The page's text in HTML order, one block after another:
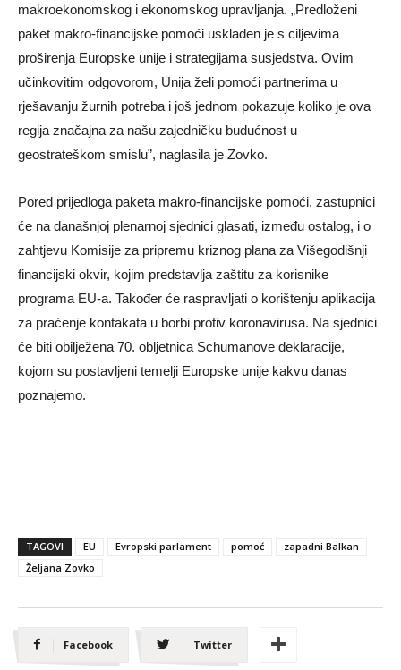
makroekonomskog i ekonomskog upravljanja. „Predloženi
paket makro-financijske pomoći usklađen je s ciljevima
proširenja Europske unije i strategijama susjedstva. Ovim
učinkovitim odgovorom, Unija želi pomoći partnerima u
rješavanju žurnih potreba i još jednom pokazuje koliko je ova
regija značajna za našu zajedničku budućnost u
geostrateškom smislu”, naglasila je Zovko.
Pored prijedloga paketa makro-financijske pomoći, zastupnici
će na današnjoj plenarnoj sjednici glasati, između ostalog, i o
zahtjevu Komisije za pripremu kriznog plana za Višegodišnji
financijski okvir, kojim predstavlja zaštitu za korisnike
programa EU-a. Također će raspravljati o korištenju aplikacija
za praćenje kontakata u borbi protiv koronavirusa. Na sjednici
će biti obilježena 70. obljetnica Schumanove deklaracije,
kojom su postavljeni temelji Europske unije kakvu danas
poznajemo.
TAGOVI EU Evropski parlament pomoć
zapadni Balkan
Željana Zovko
Facebook Twitter